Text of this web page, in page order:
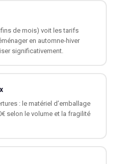
de mois) voit les tarifs
en automne-hiver
significativement.
: le matériel d’emballage
selon le volume et la fragilité